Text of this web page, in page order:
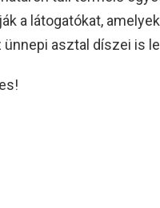
a látogatókat,
asztal díszei is